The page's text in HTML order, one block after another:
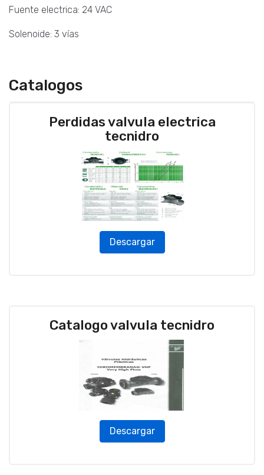
Fuente electrica: 24 VAC
Solenoide: 3 vías
Catalogos
Perdidas valvula electrica
tecnidro
Descargar
Catalogo valvula tecnidro
Descargar